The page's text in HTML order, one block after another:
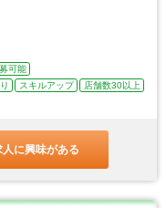
可能
スキルアップ
店舗数30以上
人に興味がある